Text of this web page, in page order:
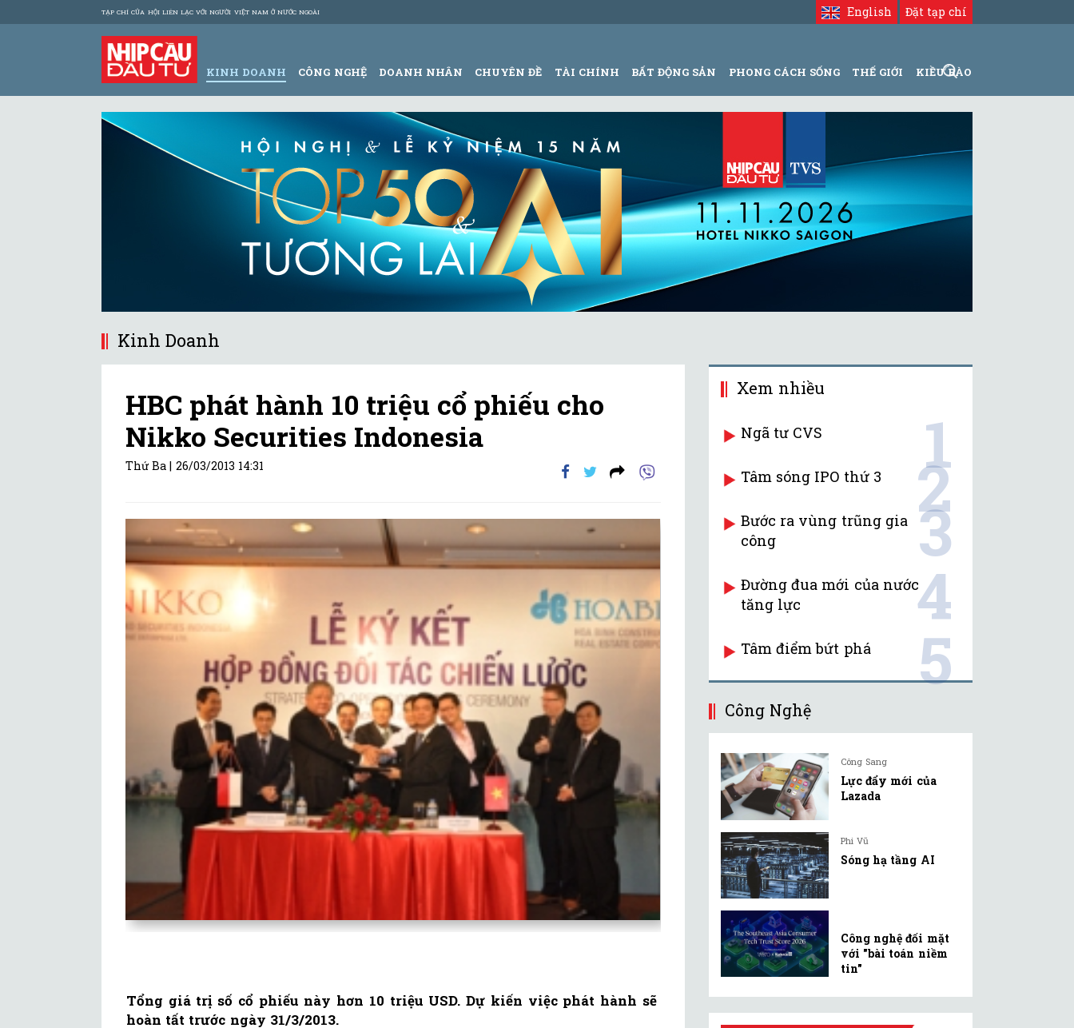
TẠP CHÍ CỦA HỘI LIÊN LẠC VỚI NGƯỜI VIỆT NAM Ở NƯỚC NGOÀI Đặt tạp chí
English
KINH DOANH CÔNG NGHỆ DOANH NHÂN CHUYÊN ĐỀ TÀI CHÍNH BẤT ĐỘNG SẢN PHONG CÁCH SỐNG THẾ GIỚI KIỀU BÀO
Kinh Doanh
HBC phát hành 10 triệu cổ phiếu cho
Nikko Securities Indonesia
Thứ Ba | 26/03/2013 14:31
Tổng giá trị số cổ phiếu này hơn 10 triệu USD. Dự kiến việc phát hành sẽ
hoàn tất trước ngày 31/3/2013.
Xem nhiều
Ngã tư CVS 1
Tâm sóng IPO thứ 3 2
Bước ra vùng trũng gia
công
3
Đường đua mới của nước
tăng lực
4
Tâm điểm bứt phá 5
Công Nghệ
Công Sang
Lực đẩy mới của
Lazada
Phi Vũ
Sóng hạ tầng AI
Công nghệ đối mặt
với "bài toán niềm
tin"